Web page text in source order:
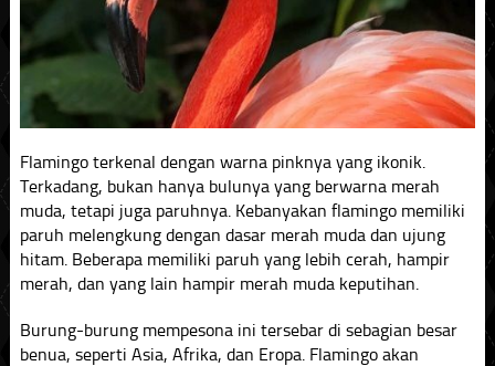
Flamingo terkenal dengan warna pinknya yang ikonik.
Terkadang, bukan hanya bulunya yang berwarna merah
muda, tetapi juga paruhnya. Kebanyakan flamingo memiliki
paruh melengkung dengan dasar merah muda dan ujung
hitam. Beberapa memiliki paruh yang lebih cerah, hampir
merah, dan yang lain hampir merah muda keputihan.
Burung-burung mempesona ini tersebar di sebagian besar
benua, seperti Asia, Afrika, dan Eropa. Flamingo akan